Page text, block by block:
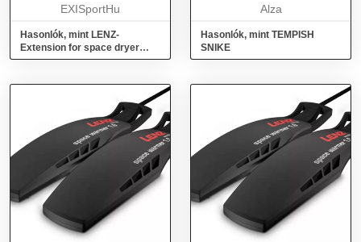
EXISportHu
Hasonlók, mint LENZ-
Extension for space dryer
Keverd össze
Alza
Hasonlók, mint TEMPISH
SNIKE